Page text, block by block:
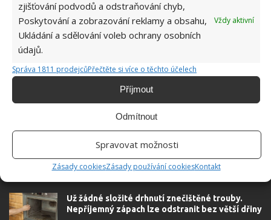
zjišťování podvodů a odstraňování chyb,
Poskytování a zobrazování reklamy a obsahu,
Ukládání a sdělování voleb ochrany osobních
údajů.
Vždy aktivní
Správa 1811 prodejcůPřečtěte si více o těchto účelech
Příjmout
Odmítnout
Spravovat možnosti
Zásady cookiesZásady používání cookiesKontakt
rozhodla zůstat. Její v...
autorovi]
obchodu. Extrémně účinné domácí prostředky
na čištění toalety. Zlikvidují všechny nečistoty a
nestojí skoro nic
Už žádné složité drhnutí znečištěné trouby.
Nepříjemný zápach lze odstranit bez větší dřiny